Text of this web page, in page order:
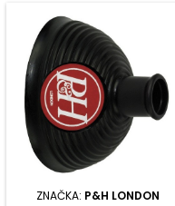
ZNAČKA: P&H LONDON